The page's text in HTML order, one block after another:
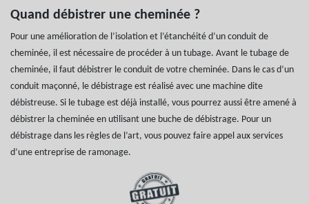
Quand débistrer une cheminée ?
Pour une amélioration de l’isolation et l’étanchéité d’un conduit de
cheminée, il est nécessaire de procéder à un tubage. Avant le tubage de
cheminée, il faut débistrer le conduit de votre cheminée. Dans le cas d’un
conduit maçonné, le débistrage est réalisé avec une machine dite
débistreuse. Si le tubage est déjà installé, vous pourrez aussi être amené à
débistrer la cheminée en utilisant une buche de débistrage. Pour un
débistrage dans les règles de l’art, vous pouvez faire appel aux services
d’une entreprise de ramonage.